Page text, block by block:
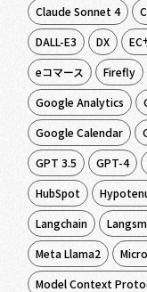
Claude Sonnet 4
DALL-E3
DX EC
eコマース
Firefly
Google Analytics
Google Calendar
GPT 3.5
GPT-4
HubSpot
Langchain
Meta Llama2
Model Context